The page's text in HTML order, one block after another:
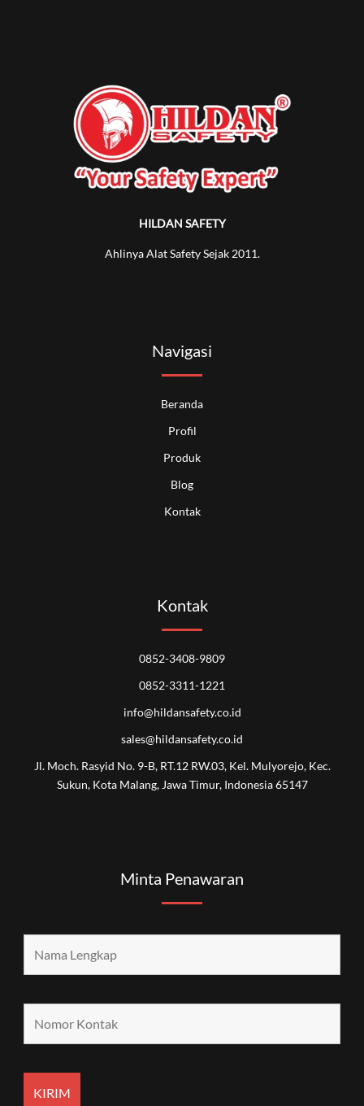
HILDAN SAFETY
Ahlinya Alat Safety Sejak 2011.
Navigasi
Beranda
Profil
Produk
Blog
Kontak
Kontak
0852-3408-9809
0852-3311-1221
info@hildansafety.co.id
sales@hildansafety.co.id
Jl. Moch. Rasyid No. 9-B, RT.12 RW.03, Kel. Mulyorejo, Kec.
Sukun, Kota Malang, Jawa Timur, Indonesia 65147
Minta Penawaran